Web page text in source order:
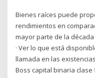
Bienes raíces puede
rendimientos en
mayor parte de la
· Ver lo que está
llamada en las
Boss capital binaria